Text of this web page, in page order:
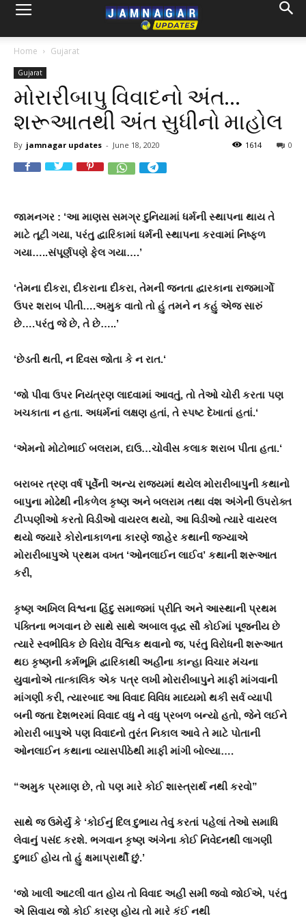
Home Gujarat
Gujarat
મોરારીબાપુ વિવાદનો અંત…
શરૂઆતથી અંત સુધીનો માહોલ
By jamnagar updates - June 18, 2020 0
1614
જામનગર : ‘આ માણસ સમગ્ર દુનિયામાં ધર્મની સ્થાપના થાય તે
માટે તૂટી ગયા, પરંતુ દ્વારિકામાં ધર્મની સ્થાપના કરવામાં નિષ્ફળ
ગયા…..સંપૂર્ણપણે ફેલ ગયા….’
‘તેમના દીકરા, દીકરાના દીકરા, તેમની જનતા દ્વારકાના રાજમાર્ગો
ઉપર શરાબ પીતી….અમુક વાતો તો હું તમને ન કહું એજ સારું
છે….પરંતુ જે છે, તે છે…..’
‘છેડતી થતી, ન દિવસ જોતા કે ન રાત.‘
‘જો પીવા ઉપર નિયંત્રણ લાદવામાં આવતું, તો તેઓ ચોરી કરતા પણ
ખચકાતા ન હતા. અધર્મનાં લક્ષણ હતાં, તે સ્પષ્ટ દેખાતાં હતાં.‘
‘એમનો મોટોભાઈ બલરામ, દાઉ…ચોવીસ કલાક શરાબ પીતા હતા.‘
બરાબર ત્રણ વર્ષ પૂર્વેની અન્ય રાજ્યમાં થયેલ મોરારીબાપુની કથાનો
બાપુના મોઢેથી નીકળેલ કૃષ્ણ અને બલરામ તથા વંશ અંગેની ઉપરોક્ત
ટીપ્પણીઓ કરતો વિડીઓ વાયરલ થયો, આ વિડીઓ ત્યારે વાયરલ
થયો જયારે કોરોનાકાળના કારણે જાહેર કથાની જગ્યાએ
મોરારીબાપુએ પ્રથમ વખત ‘ઓનલાઈન લાઈવ’ કથાની શરૂઆત
કરી,
કૃષ્ણ અખિલ વિશ્વના હિંદુ સમાજમાં પ્રીતિ અને આસ્થાની પ્રથમ
પંક્તિના ભગવાન છે સાથે સાથે અબાલ વૃદ્ધ સૌ કોઈમાં પૂજનીય છે
ત્યારે સ્વભીવિક છે વિરોધ વૈશ્વિક થવાનો જ, પરંતુ વિરોધની શરૂઆત
થઇ કૃષ્ણની કર્મભૂમિ દ્વારિકાથી અહીંના કાન્હા વિચાર મંચના
યુવાનોએ તાત્કાલિક એક પત્ર લખી મોરારીબાપુને માફી માંગવાની
માંગણી કરી, ત્યારબાદ આ વિવાદ વિવિધ માધ્યમો થકી સર્વ વ્યાપી
બની જતા દેશભરમાં વિવાદ વધુ ને વધુ પ્રબળ બન્યો હતો, જેને લઈને
મોરારી બાપુએ પણ વિવાદનો તુરંત નિકાલ આવે તે માટે પોતાની
ઓનલાઈન કથાના વ્યાસપીઠેથી માફી માંગી બોલ્યા….
“અમુક પ્રમાણ છે, તો પણ મારે કોઈ શાસ્ત્રાર્થ નથી કરવો”
સાથે જ ઉમેર્યું કે ‘કોઈનું દિલ દુભાય તેવું કરતાં પહેલાં તેઓ સમાધિ
લેવાનું પસંદ કરશે. ભગવાન કૃષ્ણ અંગેના કોઈ નિવેદનથી લાગણી
દુભાઈ હોય તો હું ક્ષમાપ્રાર્થી છું.’
‘જો ખાલી આટલી વાત હોય તો વિવાદ અહીં સમી જવો જોઈએ, પરંતુ
એ સિવાય જો કોઈ કારણ હોય તો મારે કંઈ નથી